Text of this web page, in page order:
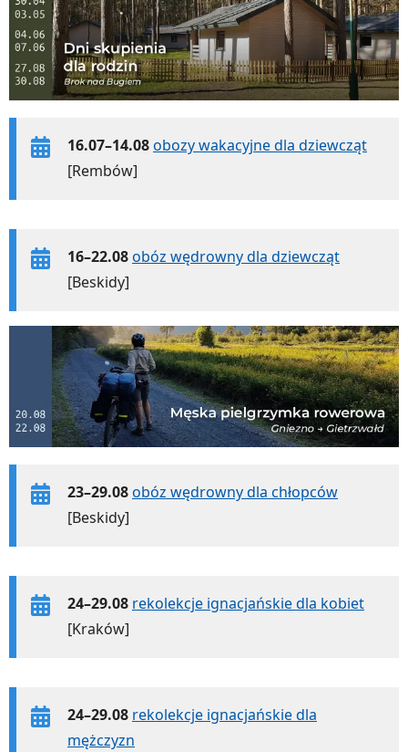
16.07–14.08obozy wakacyjne dla dziewcząt
[Rembów]
16–22.08obóz wędrowny dla dziewcząt
[Beskidy]
23–29.08obóz wędrowny dla chłopców
[Beskidy]
24–29.08 rekolekcje ignacjańskie dla kobiet
[Kraków]
24–29.08 rekolekcje ignacjańskie dla
mężczyzn